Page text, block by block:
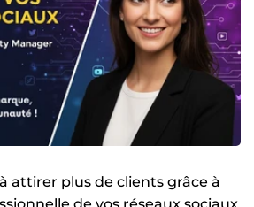
attirer plus de clients grâce à